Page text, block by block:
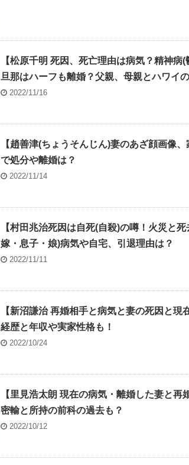
【松原千明 死因、死亡理由は病気？精神
旦那はハーフも離婚？父親、母親とハワイ
2022/11/16
【趙善津(ちょうそんじん)妻のあざ顔画像
で処分や離婚は？
2022/11/14
【村田兆治死因は自死(自殺)の噂！火災と
嫁・息子・娘)病気や自宅、引退理由は？
2022/11/11
【新沼謙治 再婚相手と病気と妻の死因と
経歴と年収や実家性格も！
2022/10/24
【里見浩太朗 現在の病気・離婚した妻と
密輸と所持の前科の過去も？
2022/10/12